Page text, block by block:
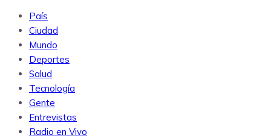
País
Ciudad
Mundo
Deportes
Salud
Tecnología
Gente
Entrevistas
Radio en Vivo